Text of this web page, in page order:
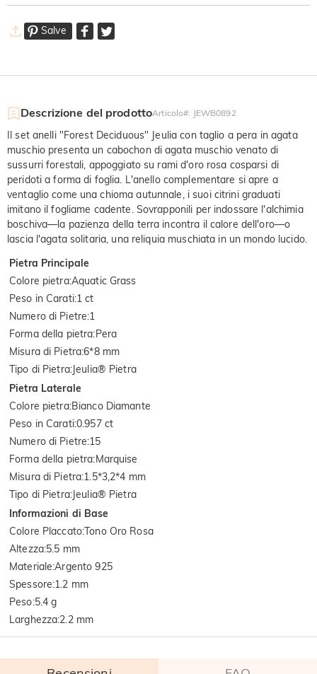
Salve
Descrizione del prodottoArticolo#: JEWB0892
Il set anelli "Forest Deciduous" Jeulia con taglio a pera in agata
muschio presenta un cabochon di agata muschio venato di
sussurri forestali, appoggiato su rami d'oro rosa cosparsi di
peridoti a forma di foglia. L'anello complementare si apre a
ventaglio come una chioma autunnale, i suoi citrini graduati
imitano il fogliame cadente. Sovrapponili per indossare l'alchimia
boschiva—la pazienza della terra incontra il calore dell'oro—o
lascia l'agata solitaria, una reliquia muschiata in un mondo lucido.
Pietra Principale
Colore pietra:Aquatic Grass
Peso in Carati:1 ct
Numero di Pietre:1
Forma della pietra:Pera
Misura di Pietra:6*8 mm
Tipo di Pietra:Jeulia® Pietra
Pietra Laterale
Colore pietra:Bianco Diamante
Peso in Carati:0.957 ct
Numero di Pietre:15
Forma della pietra:Marquise
Misura di Pietra:1.5*3,2*4 mm
Tipo di Pietra:Jeulia® Pietra
Informazioni di Base
Colore Placcato:Tono Oro Rosa
Altezza:5.5 mm
Materiale:Argento 925
Spessore:1.2 mm
Peso:5.4 g
Larghezza:2.2 mm